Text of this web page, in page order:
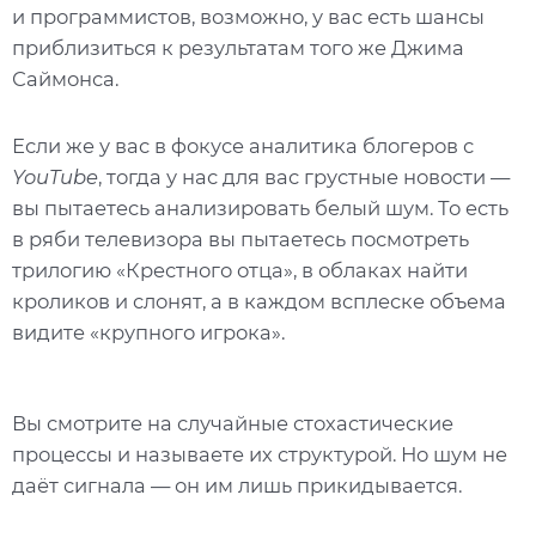
и программистов, возможно, у вас есть шансы
приблизиться к результатам того же Джима
Саймонса.
Если же у вас в фокусе аналитика блогеров с
YouTube, тогда у нас для вас грустные новости —
вы пытаетесь анализировать белый шум. То есть
в ряби телевизора вы пытаетесь посмотреть
трилогию «Крестного отца», в облаках найти
кроликов и слонят, а в каждом всплеске объема
видите «крупного игрока».
Вы смотрите на случайные стохастические
процессы и называете их структурой. Но шум не
даёт сигнала — он им лишь прикидывается.